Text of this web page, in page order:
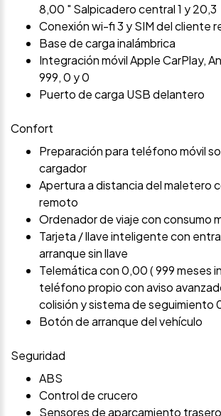
8,00 " Salpicadero central 1 y 20,3
Conexión wi-fi 3 y SIM del cliente
Base de carga inalámbrica
Integración móvil Apple CarPlay,
999, 0 y 0
Puerto de carga USB delantero
Confort
Preparación para teléfono móvil
cargador
Apertura a distancia del maletero
remoto
Ordenador de viaje con consumo
Tarjeta / llave inteligente con
arranque sin llave
Telemática con 0,00 ( 999 meses
teléfono propio con aviso
colisión y sistema de seguimiento
Botón de arranque del vehículo
Seguridad
ABS
Control de crucero
Sensores de aparcamiento